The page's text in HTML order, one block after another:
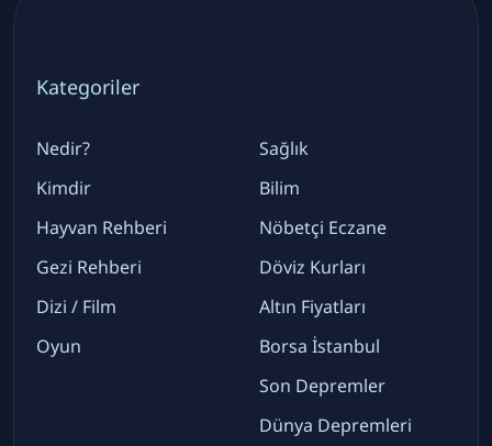
Kategoriler
Nedir?
Kimdir
Hayvan Rehberi
Gezi Rehberi
Dizi / Film
Oyun
Sağlık
Bilim
Nöbetçi Eczane
Döviz Kurları
Altın Fiyatları
Borsa İstanbul
Son Depremler
Dünya Depremleri